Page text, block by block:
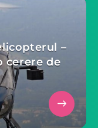
–
cerere de